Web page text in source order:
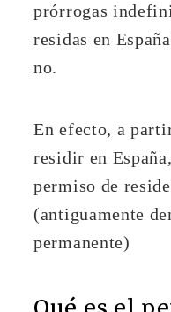
prórrogas
residas en
no.
En efecto, a
residir en
permiso de
(antiguamente
permanente)